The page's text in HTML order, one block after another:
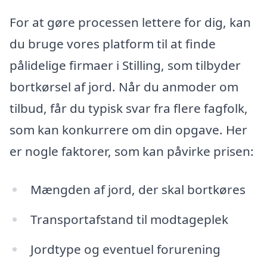
For at gøre processen lettere for dig, kan
du bruge vores platform til at finde
pålidelige firmaer i Stilling, som tilbyder
bortkørsel af jord. Når du anmoder om
tilbud, får du typisk svar fra flere fagfolk,
som kan konkurrere om din opgave. Her
er nogle faktorer, som kan påvirke prisen:
Mængden af jord, der skal bortkøres
Transportafstand til modtageplek
Jordtype og eventuel forurening